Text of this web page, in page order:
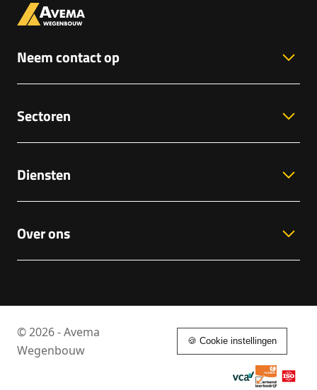
Neem contact op
Sectoren
Diensten
Over ons
© 2026 - Avema
Wegenbouw
🍪 Cookie instellingen